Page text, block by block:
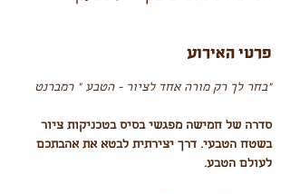
פרטי האירוע
"בחר לך רק מורה אחד לציור - הטבע " רמברנט
סדרה של חמישה מפגשי בסיס בטכניקות ציור
בשטח הטבעי. דרך יצירתית לבטא את אהבתכם
לעולם הטבע.